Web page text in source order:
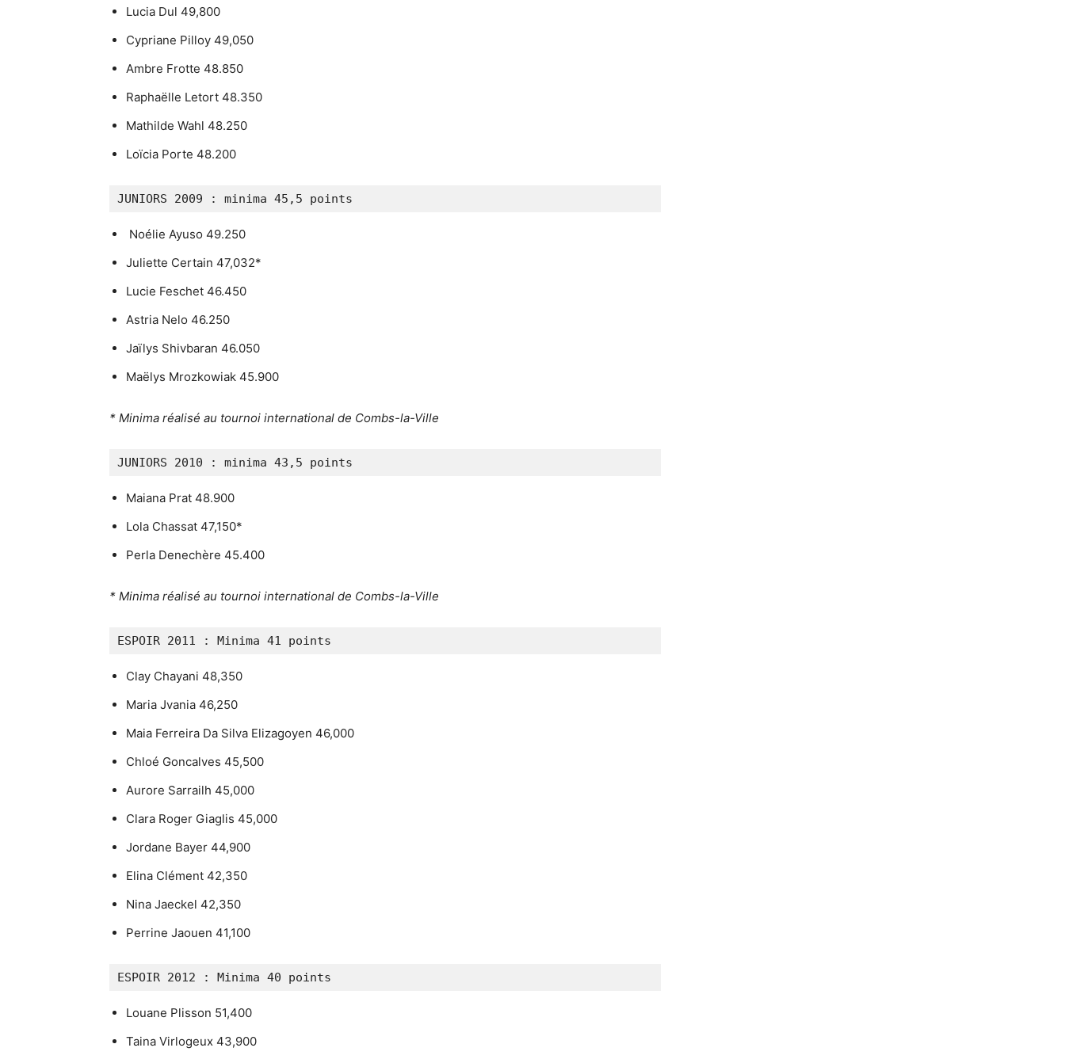
Lucia Dul 49,800
Cypriane Pilloy 49,050
Ambre Frotte 48.850
Raphaëlle Letort 48.350
Mathilde Wahl 48.250
Loïcia Porte 48.200
JUNIORS 2009 : minima 45,5 points
Noélie Ayuso 49.250
Juliette Certain 47,032*
Lucie Feschet 46.450
Astria Nelo 46.250
Jaïlys Shivbaran 46.050
Maëlys Mrozkowiak 45.900
* Minima réalisé au tournoi international de Combs-la-Ville
JUNIORS 2010 : minima 43,5 points
Maiana Prat 48.900
Lola Chassat 47,150*
Perla Denechère 45.400
* Minima réalisé au tournoi international de Combs-la-Ville
ESPOIR 2011 : Minima 41 points
Clay Chayani 48,350
Maria Jvania 46,250
Maia Ferreira Da Silva Elizagoyen 46,000
Chloé Goncalves 45,500
Aurore Sarrailh 45,000
Clara Roger Giaglis 45,000
Jordane Bayer 44,900
Elina Clément 42,350
Nina Jaeckel 42,350
Perrine Jaouen 41,100
ESPOIR 2012 : Minima 40 points
Louane Plisson 51,400
Taina Virlogeux 43,900